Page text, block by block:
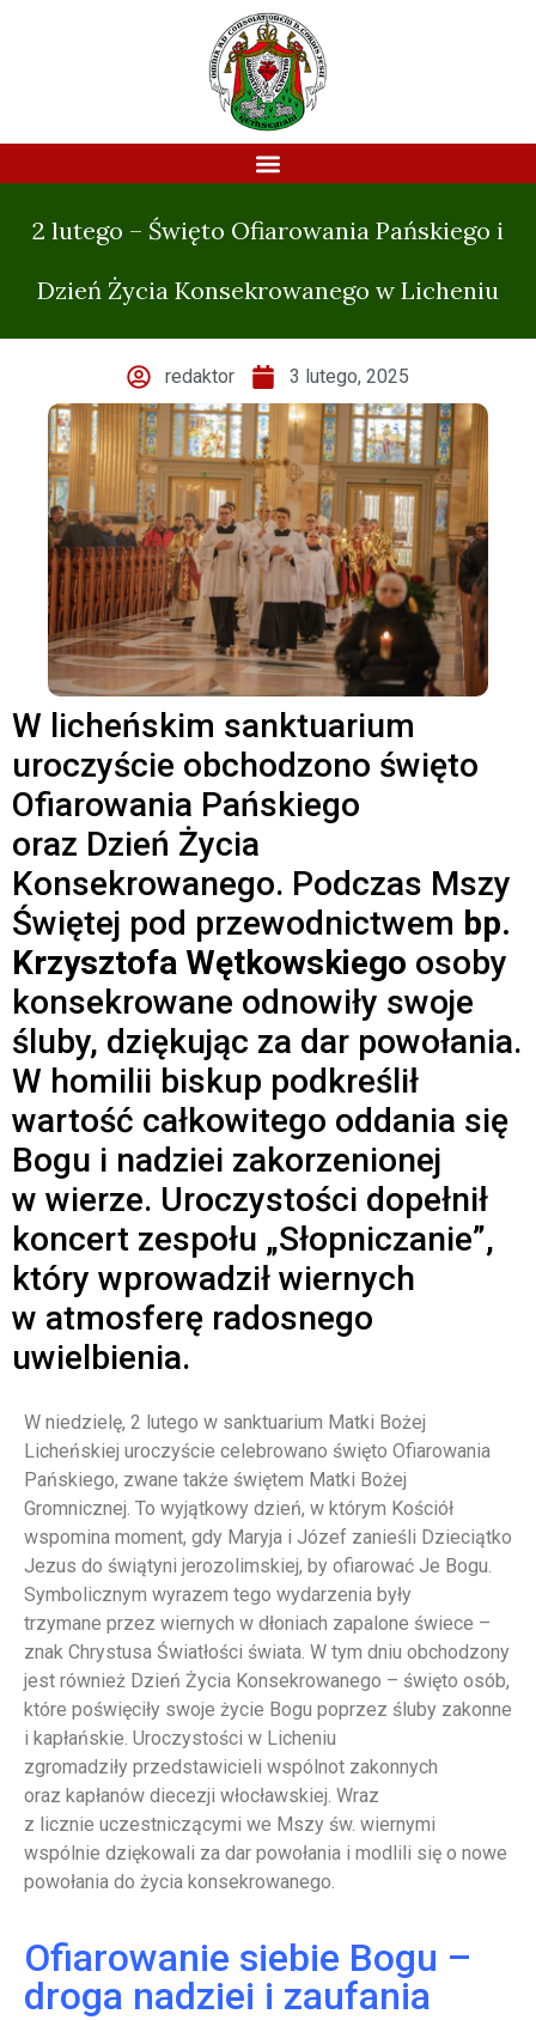
2 lutego – Święto Ofiarowania Pańskiego i
Dzień Życia Konsekrowanego w Licheniu
redaktor 3 lutego, 2025
W licheńskim sanktuarium
uroczyście obchodzono święto
Ofiarowania Pańskiego
oraz Dzień Życia
Konsekrowanego. Podczas Mszy
Świętej pod przewodnictwem bp.
Krzysztofa Wętkowskiego osoby
konsekrowane odnowiły swoje
śluby, dziękując za dar powołania.
W homilii biskup podkreślił
wartość całkowitego oddania się
Bogu i nadziei zakorzenionej
w wierze. Uroczystości dopełnił
koncert zespołu „Słopniczanie”,
który wprowadził wiernych
w atmosferę radosnego
uwielbienia.
W niedzielę, 2 lutego w sanktuarium Matki Bożej
Licheńskiej uroczyście celebrowano święto Ofiarowania
Pańskiego, zwane także świętem Matki Bożej
Gromnicznej. To wyjątkowy dzień, w którym Kościół
wspomina moment, gdy Maryja i Józef zanieśli Dzieciątko
Jezus do świątyni jerozolimskiej, by ofiarować Je Bogu.
Symbolicznym wyrazem tego wydarzenia były
trzymane przez wiernych w dłoniach zapalone świece –
znak Chrystusa Światłości świata. W tym dniu obchodzony
jest również Dzień Życia Konsekrowanego – święto osób,
które poświęciły swoje życie Bogu poprzez śluby zakonne
i kapłańskie. Uroczystości w Licheniu
zgromadziły przedstawicieli wspólnot zakonnych
oraz kapłanów diecezji włocławskiej. Wraz
z licznie uczestniczącymi we Mszy św. wiernymi
wspólnie dziękowali za dar powołania i modlili się o nowe
powołania do życia konsekrowanego.
Ofiarowanie siebie Bogu –
droga nadziei i zaufania